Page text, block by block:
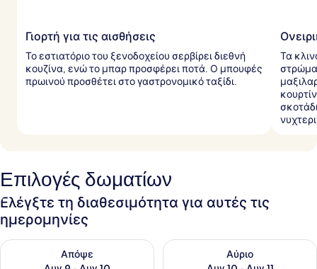
Γιορτή για τις αισθήσεις
Το εστιατόριο του ξενοδοχείου σερβίρει διεθνή
κουζίνα, ενώ το μπαρ προσφέρει ποτά. Ο μπουφές
πρωινού προσθέτει στο γαστρονομικό ταξίδι.
Τα
Επιλογές δωματίων
Ελέγξτε τη διαθεσιμότητα για αυτές τις
ημερομηνίες
Απόψε
Έλεγχος διαθεσιμότητας για απόψε Αυγ 9 - Αυγ 10
Αύριο
Έλεγχος διαθεσιμότητας